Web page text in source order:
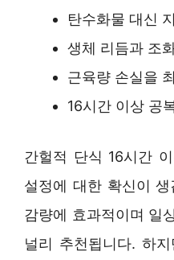
탄수화물 대신
생체 리듬과 조
근육량 손실을
16시간 이상 공
간헐적 단식 16시간
설정에 대한 확신이
감량에 효과적이며 일
널리 추천됩니다. 하